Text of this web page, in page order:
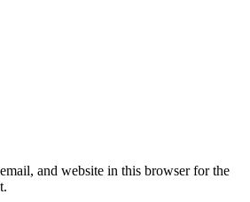
and website in this browser for the